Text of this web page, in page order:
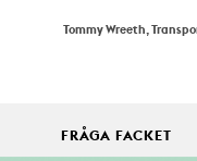
Tommy Wreeth,
FRÅGA FACKET